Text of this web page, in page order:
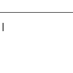
|